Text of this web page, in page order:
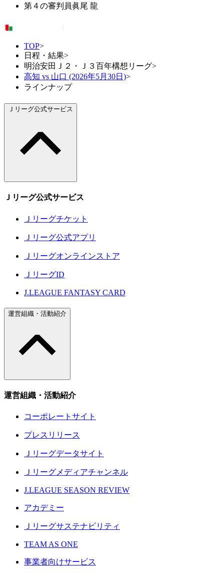
第４の審判員眞尾 龍
TOP>
日程・結果>
明治安田Ｊ２・Ｊ３百年構想リーグ>
高知 vs 山口 (2026年5月30日)>
ラインナップ
Ｊリーグ公式サービス
Ｊリーグ公式サービス
Ｊリーグチケット
Ｊリーグ公式アプリ
Ｊリーグオンラインストア
ＪリーグID
J.LEAGUE FANTASY CARD
運営組織・活動紹介
運営組織・活動紹介
コーポレートサイト
プレスリリース
Ｊリーグデータサイト
Ｊリーグメディアチャンネル
J.LEAGUE SEASON REVIEW
アカデミー
Ｊリーグサステナビリティ
TEAM AS ONE
事業者向けサービス